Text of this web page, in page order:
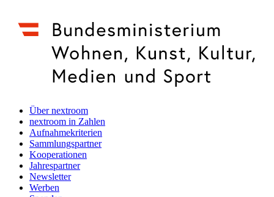
Über nextroom
nextroom in Zahlen
Aufnahmekriterien
Sammlungspartner
Kooperationen
Jahrespartner
Newsletter
Werben